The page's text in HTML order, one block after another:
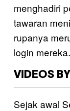
menghadiri
tawaran
rupanya
login mereka.
VIDEOS
Sejak awal